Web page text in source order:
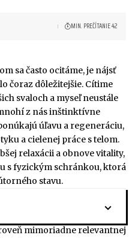
MIN. PREČÍTANIE 42
sa často ocitáme, je nájsť
čoraz dôležitejšie. Cítime
svaloch a myseľ neustále
z nás inštinktívne
úľavu a regeneráciu,
a cielenej práce s telom.
relaxácii a obnove vitality,
s fyzickým schránkou, ktorá
stavu.
mimoriadne relevantnej